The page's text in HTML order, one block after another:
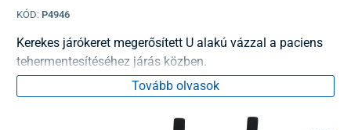
KÓD: P4946
Kerekes járókeret megerősített U alakú vázzal a paciens
tehermentesítéséhez járás közben.
Tovább olvasok